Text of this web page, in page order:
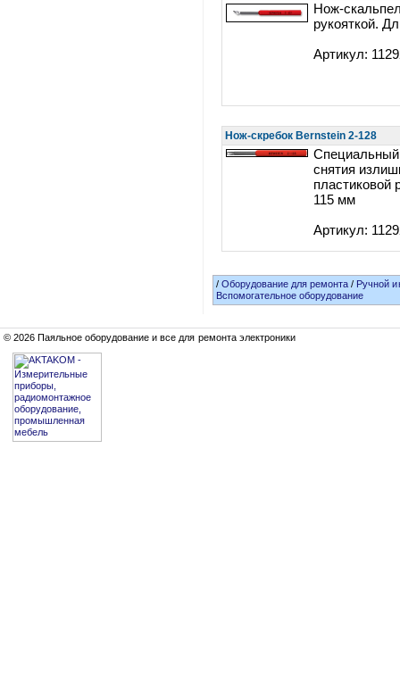
Нож-
рукояткой.
Артикул:
Нож-скребок Bernstein 2-128
снятия
пластиковой
115 мм
Артикул:
/Оборудование для ремонта / Ручной
Вспомогательное оборудование
© 2026 Паяльное оборудование и все для ремонта электроники